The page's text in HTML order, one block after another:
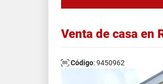
Venta de casa en
Código: 9450962